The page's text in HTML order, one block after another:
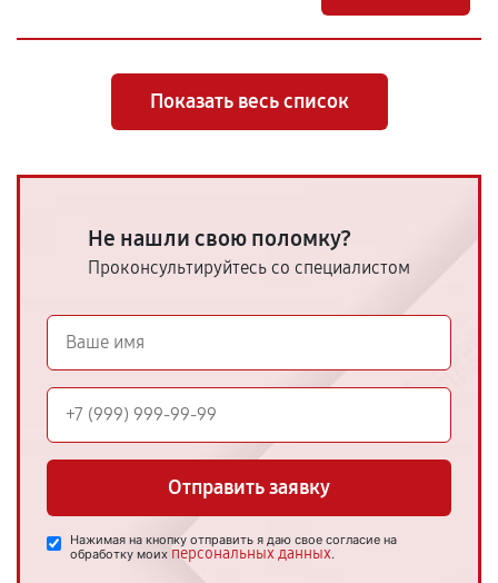
Показать весь список
Не нашли свою поломку?
Проконсультируйтесь со специалистом
Отправить заявку
Нажимая на кнопку отправить я даю свое согласие на
обработку моих персональных данных.